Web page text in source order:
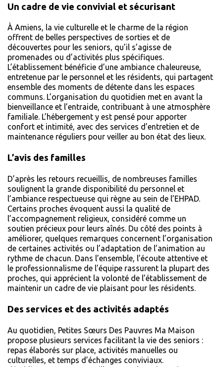
Un cadre de vie convivial et sécurisant
À Amiens, la vie culturelle et le charme de la région
offrent de belles perspectives de sorties et de
découvertes pour les seniors, qu’il s’agisse de
promenades ou d’activités plus spécifiques.
L’établissement bénéficie d’une ambiance chaleureuse,
entretenue par le personnel et les résidents, qui partagent
ensemble des moments de détente dans les espaces
communs. L’organisation du quotidien met en avant la
bienveillance et l’entraide, contribuant à une atmosphère
familiale. L’hébergement y est pensé pour apporter
confort et intimité, avec des services d’entretien et de
maintenance réguliers pour veiller au bon état des lieux.
L’avis des familles
D’après les retours recueillis, de nombreuses familles
soulignent la grande disponibilité du personnel et
l’ambiance respectueuse qui règne au sein de l’EHPAD.
Certains proches évoquent aussi la qualité de
l’accompagnement religieux, considéré comme un
soutien précieux pour leurs aînés. Du côté des points à
améliorer, quelques remarques concernent l’organisation
de certaines activités ou l’adaptation de l’animation au
rythme de chacun. Dans l’ensemble, l’écoute attentive et
le professionnalisme de l’équipe rassurent la plupart des
proches, qui apprécient la volonté de l’établissement de
maintenir un cadre de vie plaisant pour les résidents.
Des services et des activités adaptés
Au quotidien, Petites Sœurs Des Pauvres Ma Maison
propose plusieurs services facilitant la vie des seniors :
repas élaborés sur place, activités manuelles ou
culturelles, et temps d’échanges conviviaux.